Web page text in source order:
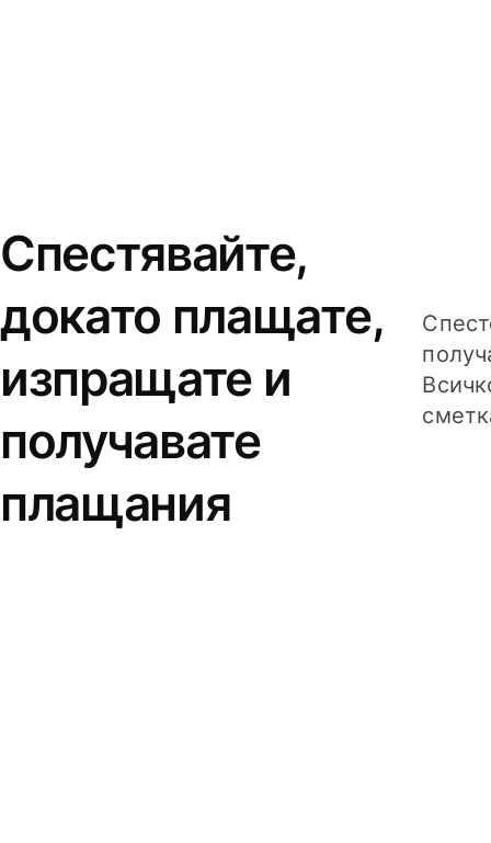
Спестявайте,
докато плащате,
изпращате и
получавате
плащания